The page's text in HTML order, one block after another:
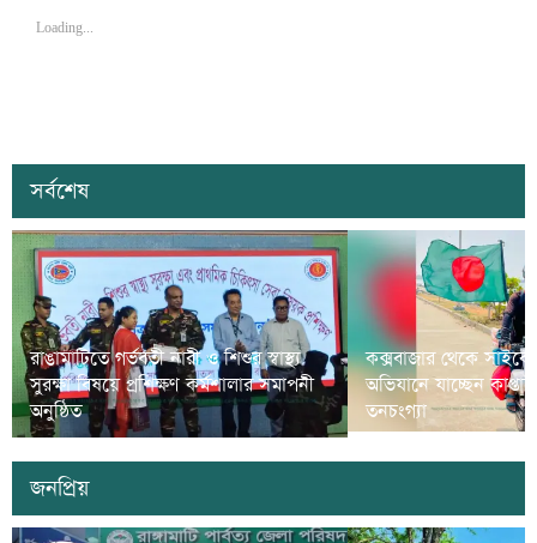
Loading...
সর্বশেষ
রাঙামাটিতে গর্ভবতী নারী ও শিশুর স্বাস্থ্য
সুরক্ষা বিষয়ে প্রশিক্ষণ কর্মশালার সমাপনী
অনুষ্ঠিত
কক্সবাজার থেকে
অভিযানে যাচ্ছেন
তনচংগ্যা
জনপ্রিয়